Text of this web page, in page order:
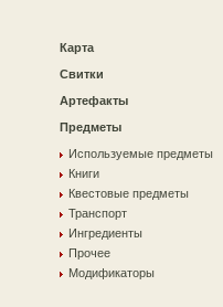
Карта
Свитки
Артефакты
Предметы
Используемые предметы
Книги
Квестовые предметы
Транспорт
Ингредиенты
Прочее
Модификаторы